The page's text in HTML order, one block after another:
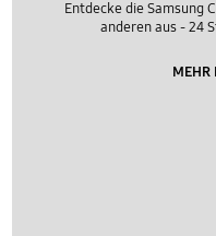
Entdecke die Samsung
anderen aus - 24
MEHR